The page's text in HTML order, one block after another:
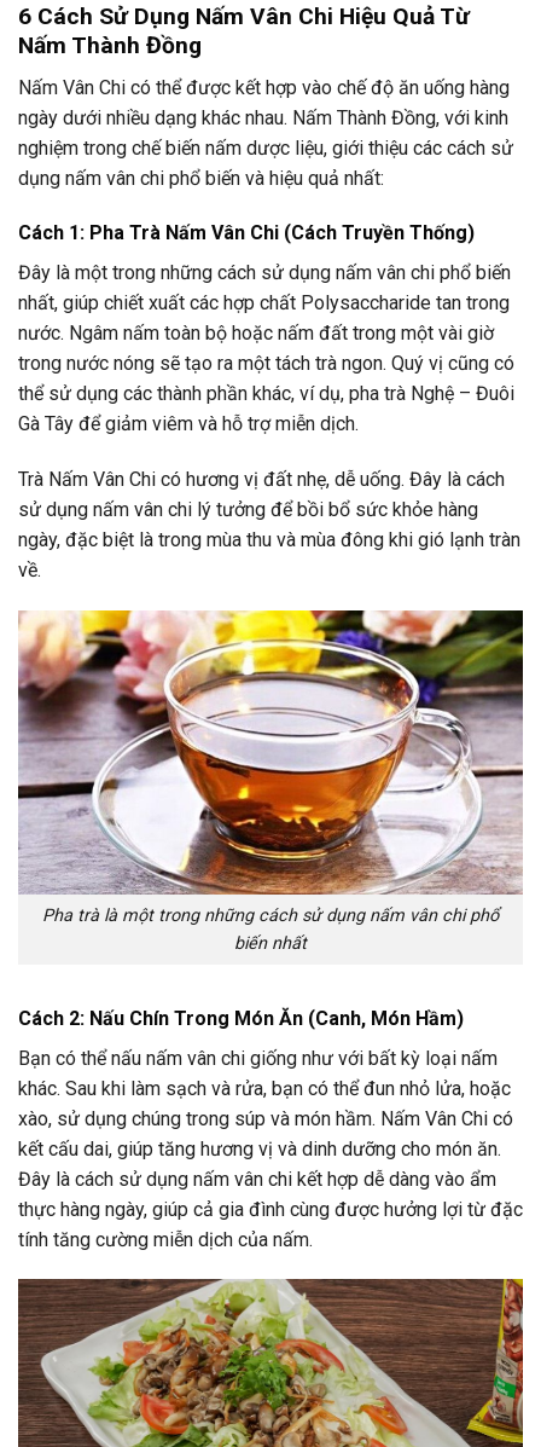
6 Cách Sử Dụng Nấm Vân Chi Hiệu Quả Từ
Nấm Thành Đồng
Nấm Vân Chi có thể được kết hợp vào chế độ ăn uống hàng
ngày dưới nhiều dạng khác nhau. Nấm Thành Đồng, với kinh
nghiệm trong chế biến nấm dược liệu, giới thiệu các cách sử
dụng nấm vân chi phổ biến và hiệu quả nhất:
Cách 1: Pha Trà Nấm Vân Chi (Cách Truyền Thống)
Đây là một trong những cách sử dụng nấm vân chi phổ biến
nhất, giúp chiết xuất các hợp chất Polysaccharide tan trong
nước. Ngâm nấm toàn bộ hoặc nấm đất trong một vài giờ
trong nước nóng sẽ tạo ra một tách trà ngon. Quý vị cũng có
thể sử dụng các thành phần khác, ví dụ, pha trà Nghệ – Đuôi
Gà Tây để giảm viêm và hỗ trợ miễn dịch.
Trà Nấm Vân Chi có hương vị đất nhẹ, dễ uống. Đây là cách
sử dụng nấm vân chi lý tưởng để bồi bổ sức khỏe hàng
ngày, đặc biệt là trong mùa thu và mùa đông khi gió lạnh tràn
về.
Pha trà là một trong những cách sử dụng nấm vân chi phổ
biến nhất
Cách 2: Nấu Chín Trong Món Ăn (Canh, Món Hầm)
Bạn có thể nấu nấm vân chi giống như với bất kỳ loại nấm
khác. Sau khi làm sạch và rửa, bạn có thể đun nhỏ lửa, hoặc
xào, sử dụng chúng trong súp và món hầm. Nấm Vân Chi có
kết cấu dai, giúp tăng hương vị và dinh dưỡng cho món ăn.
Đây là cách sử dụng nấm vân chi kết hợp dễ dàng vào ẩm
thực hàng ngày, giúp cả gia đình cùng được hưởng lợi từ đặc
tính tăng cường miễn dịch của nấm.